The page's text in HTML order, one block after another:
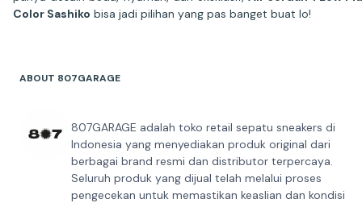
Color Sashiko bisa jadi pilihan yang pas banget buat lo!
ABOUT 807GARAGE
807GARAGE adalah toko retail sepatu sneakers di
Indonesia yang menyediakan produk original dari
berbagai brand resmi dan distributor terpercaya.
Seluruh produk yang dijual telah melalui proses
pengecekan untuk memastikan keaslian dan kondisi